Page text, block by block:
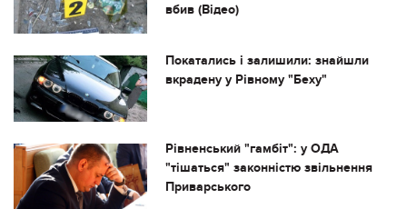
вбив (Відео)
Покатались і залишили: знайшли
вкрадену у Рівному "Беху"
Рівненський "гамбіт": у ОДА
"тішаться" законністю звільнення
Приварського